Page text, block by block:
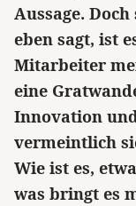
Aussage.
eben sagt, ist
Mitarbeiter
eine
Innovation
vermeintlich
Wie ist es,
was bringt es